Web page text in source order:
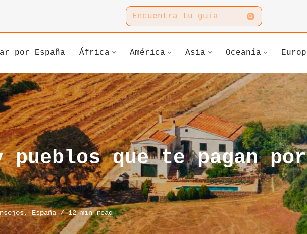
por España África América Asia Oceanía
pueblos que te pagan
,España 12 min read